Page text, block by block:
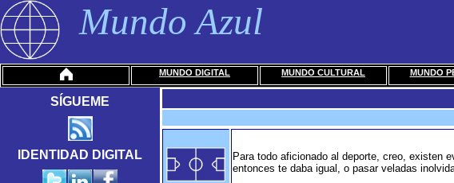
Mundo Azul
MUNDO DIGITAL MUNDO CULTURAL MUNDO
SÍGUEME
IDENTIDAD DIGITAL
Para todo aficionado al deporte, creo, existen
entonces te daba igual, o pasar veladas